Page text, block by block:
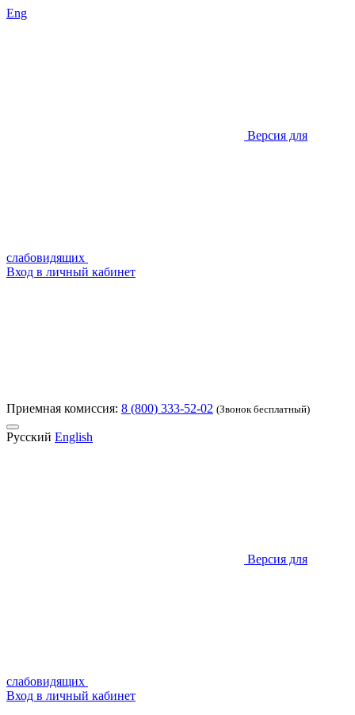
Eng
Версия для
слабовидящих
Вход в личный кабинет
Приемная комиссия: 8 (800) 333-52-02 (Звонок бесплатный)
Русский English
Версия для
слабовидящих
Вход в личный кабинет